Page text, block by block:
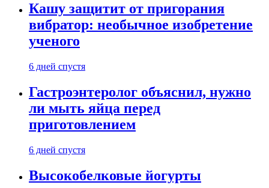
Кашу защитит от пригорания
вибратор: необычное изобретение
ученого
6 дней спустя
Гастроэнтеролог объяснил, нужно
ли мыть яйца перед
приготовлением
6 дней спустя
Высокобелковые йогурты